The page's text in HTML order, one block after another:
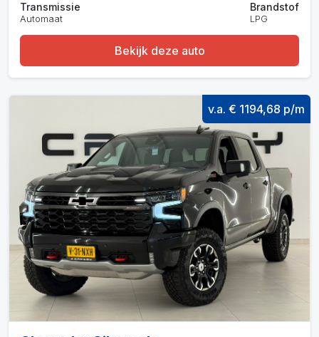
Transmissie
Automaat
Brandstof
LPG
Bekijk deze auto
v.a. € 1194,68 p/m